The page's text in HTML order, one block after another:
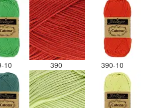
10 390 390-10